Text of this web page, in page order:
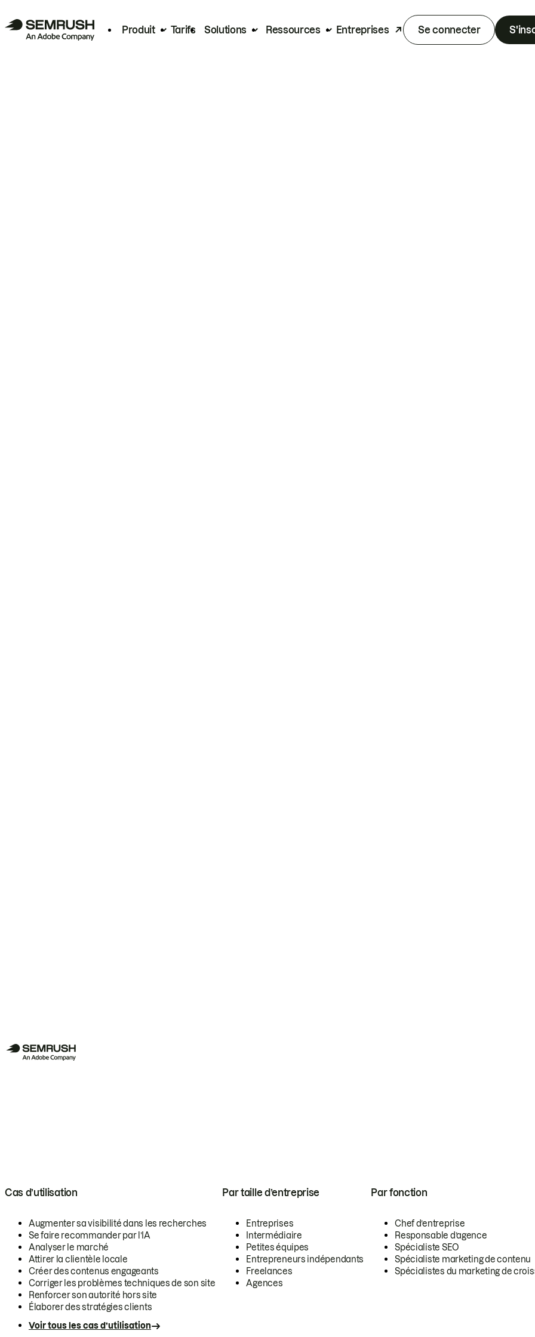
Produit Tarifs Solutions Ressources Entreprises Se connecter
Cas d’utilisation
Augmenter sa visibilité dans les recherches
Se faire recommander par l’IA
Analyser le marché
Attirer la clientèle locale
Créer des contenus engageants
Corriger les problèmes techniques de son site
Renforcer son autorité hors site
Élaborer des stratégies clients
Voir tous les cas d’utilisation
Par taille d’entreprise
Entreprises
Intermédiaire
Petites équipes
Entrepreneurs indépendants
Freelances
Agences
Par fonction
Chef d’entreprise
Responsable d’agence
Spécialiste SEO
Spécialiste marketing de contenu
Spécialistes du marketing de